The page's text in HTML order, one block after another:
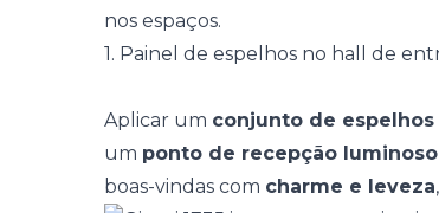
nos espaços.
1. Painel de espelhos no hall de
Aplicar um conjunto de
um ponto de recepção
boas-vindas com charme e leveza